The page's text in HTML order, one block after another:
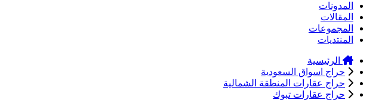
المدونات
المقالات
المجموعات
المنتديات
الرئيسية
حراج اسواق السعودية
حراج عقارات المنطقة الشمالية
حراج عقارات تبوك